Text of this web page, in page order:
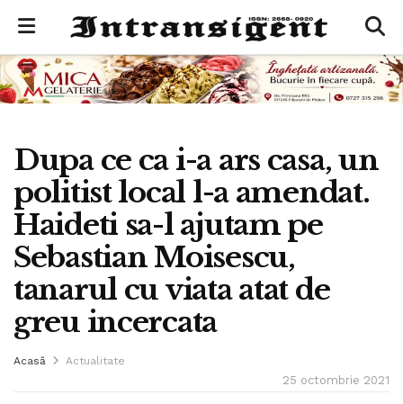
Dupa ce ca i-a ars casa, un
politist local l-a amendat.
Haideti sa-l ajutam pe
Sebastian Moisescu,
tanarul cu viata atat de
greu incercata
Acasă Actualitate
25 octombrie 2021